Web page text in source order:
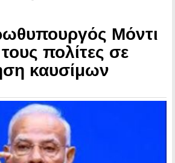
Μόντι
πολίτες σε
καυσίμων